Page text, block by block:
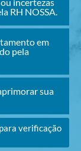
RH NOSSA.
em
pela
sua
verificação